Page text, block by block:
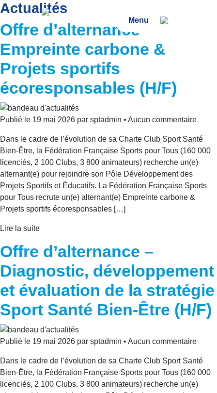
Menu
Actualités
Offre d’alternance –
Empreinte carbone &
Projets sportifs
écoresponsables (H/F)
Publié le 19 mai 2026 par sptadmin • Aucun commentaire
Dans le cadre de l’évolution de sa Charte Club Sport Santé
Bien-Être, la Fédération Française Sports pour Tous (160 000
licenciés, 2 100 Clubs, 3 800 animateurs) recherche un(e)
alternant(e) pour rejoindre son Pôle Développement des
Projets Sportifs et Éducatifs. La Fédération Française Sports
pour Tous recrute un(e) alternant(e) Empreinte carbone &
Projets sportifs écoresponsables […]
Lire la suite
Offre d’alternance –
Diagnostic, développement
et évaluation de la stratégie
Sport Santé Bien-Être (H/F)
Publié le 19 mai 2026 par sptadmin • Aucun commentaire
Dans le cadre de l’évolution de sa Charte Club Sport Santé
Bien-Être, la Fédération Française Sports pour Tous (160 000
licenciés, 2 100 Clubs, 3 800 animateurs) recherche un(e)